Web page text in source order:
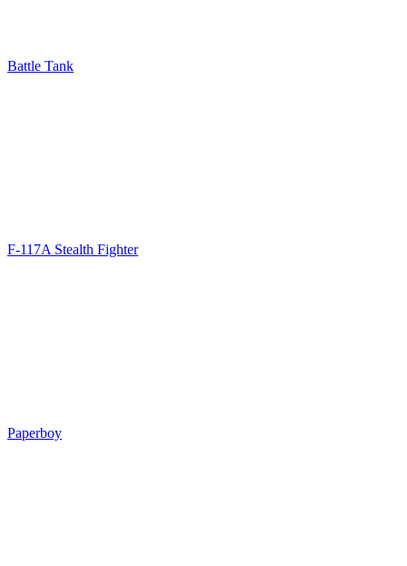
Battle Tank
F-117A Stealth Fighter
Paperboy